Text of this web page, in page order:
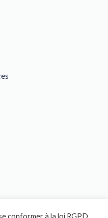
conformer à la loi RGPD